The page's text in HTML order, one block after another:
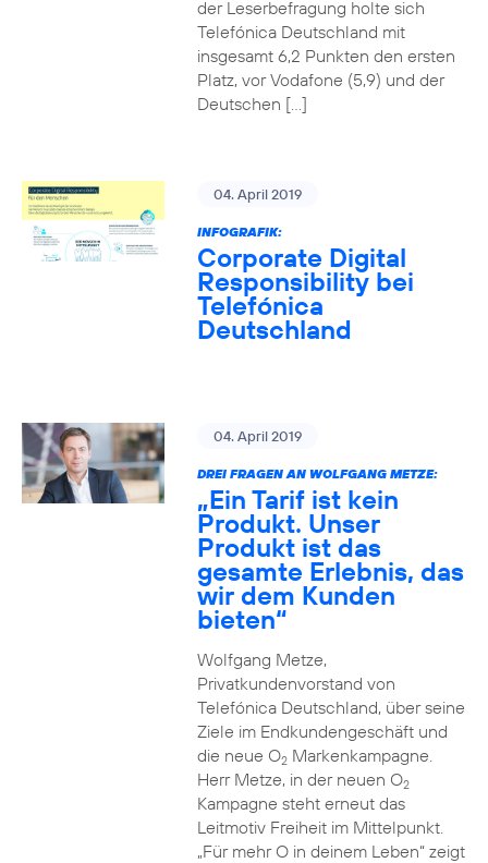
der Leserbefragung holte sich
Telefónica Deutschland mit
insgesamt 6,2 Punkten den ersten
Platz, vor Vodafone (5,9) und der
Deutschen […]
04. April 2019
INFOGRAFIK:
Corporate Digital
Responsibility bei
Telefónica
Deutschland
04. April 2019
DREI FRAGEN AN WOLFGANG METZE:
„Ein Tarif ist kein
Produkt. Unser
Produkt ist das
gesamte Erlebnis, das
wir dem Kunden
bieten“
Wolfgang Metze,
Privatkundenvorstand von
Telefónica Deutschland, über seine
Ziele im Endkundengeschäft und
die neue O2Markenkampagne.
Herr Metze, in der neuen O2
Kampagne steht erneut das
Leitmotiv Freiheit im Mittelpunkt.
„Für mehr O in deinem Leben“ zeigt